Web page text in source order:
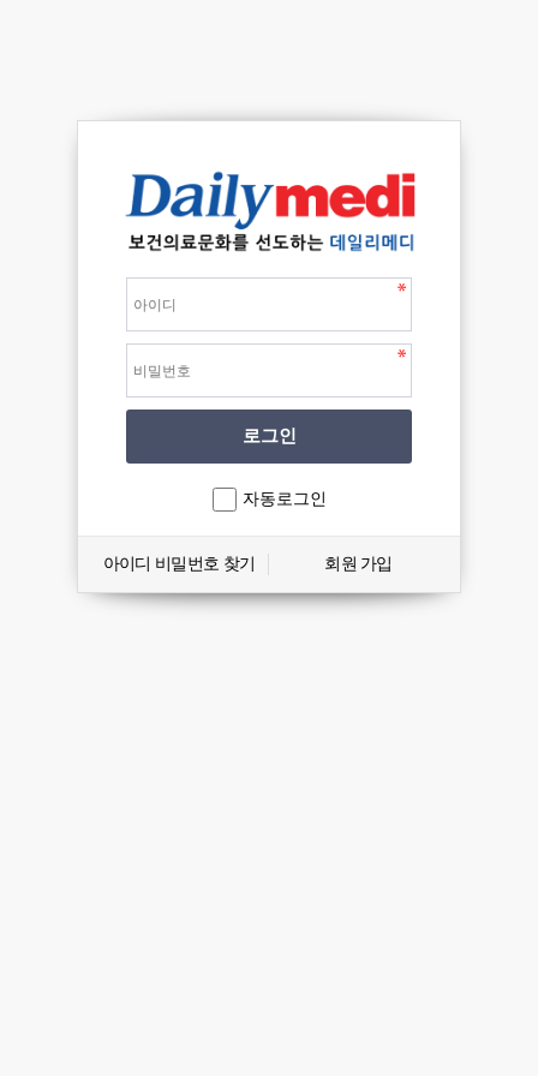
자동로그인
아이디 비밀번호 찾기 회원 가입